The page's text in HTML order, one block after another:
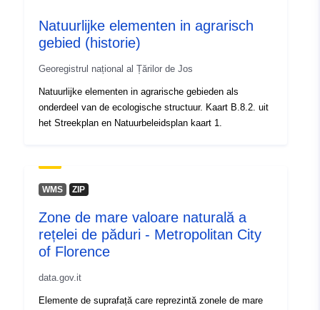
Natuurlijke elementen in agrarisch
gebied (historie)
Georegistrul național al Țărilor de Jos
Natuurlijke elementen in agrarische gebieden als
onderdeel van de ecologische structuur. Kaart B.8.2. uit
het Streekplan en Natuurbeleidsplan kaart 1.
WMS ZIP
Zone de mare valoare naturală a
rețelei de păduri - Metropolitan City
of Florence
data.gov.it
Elemente de suprafață care reprezintă zonele de mare